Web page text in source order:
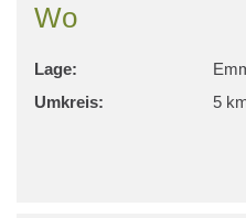
Wo
Lage:
Umkreis:
5